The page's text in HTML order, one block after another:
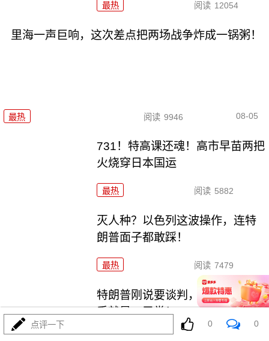
最热 阅读 12054
里海一声巨响，这次差点把两场战争炸成一锅粥！
最热 阅读 9946 08-05
731！特高课还魂！高市早苗两把
火烧穿日本国运
最热 阅读 5882
灭人种？以色列这波操作，连特
朗普面子都敢踩！
最热 阅读 7479
特朗普刚说要谈判，伊朗又是反
手就是一巴掌！
点评一下 0 0